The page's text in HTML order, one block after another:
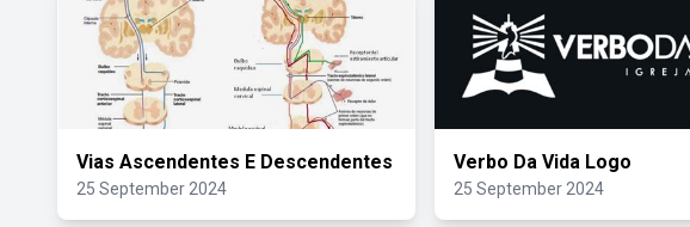
Vias Ascendentes E Descendentes
25 September 2024
Verbo Da Vida Logo
25 September 2024